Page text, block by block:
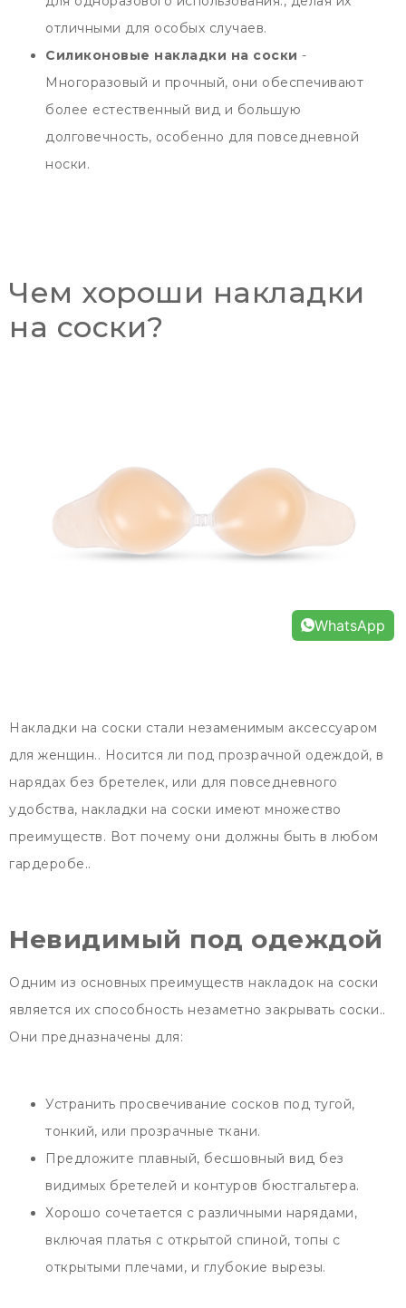
отличными для особых случаев.
Силиконовые накладки на соски -
Многоразовый и прочный, они обеспечивают
более естественный вид и большую
долговечность, особенно для повседневной
носки.
Чем хороши накладки
на соски?
Накладки на соски стали незаменимым аксессуаром
для женщин.. Носится ли под прозрачной одеждой, в
нарядах без бретелек, или для повседневного
удобства, накладки на соски имеют множество
преимуществ. Вот почему они должны быть в любом
гардеробе..
Невидимый под одеждой
Одним из основных преимуществ накладок на соски
является их способность незаметно закрывать соски..
Они предназначены для:
Устранить просвечивание сосков под тугой,
тонкий, или прозрачные ткани.
Предложите плавный, бесшовный вид без
видимых бретелей и контуров бюстгальтера.
Хорошо сочетается с различными нарядами,
включая платья с открытой спиной, топы с
открытыми плечами, и глубокие вырезы.
WhatsApp